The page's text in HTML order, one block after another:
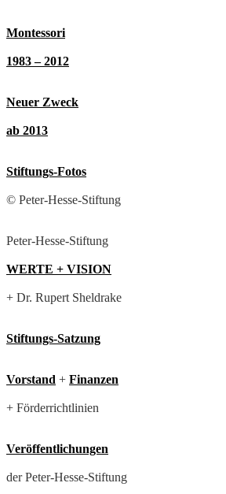
Montessori
1983 – 2012
Neuer Zweck
ab 2013
Stiftungs-Fotos
© Peter-Hesse-Stiftung
Peter-Hesse-Stiftung
WERTE + VISION
+ Dr. Rupert Sheldrake
Stiftungs-Satzung
Vorstand + Finanzen
+ Förderrichtlinien
Veröffentlichungen
der Peter-Hesse-Stiftung